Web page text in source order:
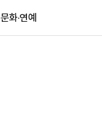
문화·연예